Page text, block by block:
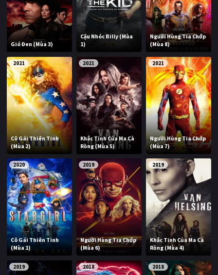
PHIM MỚI
PHIM BỘ
PHIM LẺ
PHIM CHIẾU RẠP
TUYỂN TẬP PHIM
BLOG
Gió Đen (Mùa 3)
Cậu Nhóc Billy (Mùa
1)
Người Hùng Tia Chớp
(Mùa 8)
2021
Cô Gái Thiên Tinh
(Mùa 2)
2021
Khắc Tinh Của Ma Cà
Rồng (Mùa 5)
2021
Người Hùng Tia Chớp
(Mùa 7)
2020
Cô Gái Thiên Tinh
(Mùa 1)
2019
Người Hùng Tia Chớp
(Mùa 6)
2019
Khắc Tinh Của Ma Cà
Rồng (Mùa 4)
2019 2018 2018